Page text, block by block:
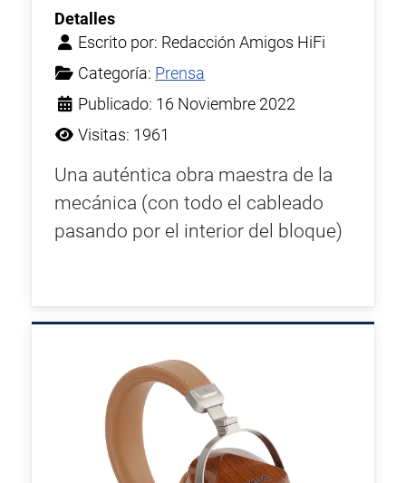
Detalles
Escrito por: Redacción Amigos HiFi
Categoría: Prensa
Publicado: 16 Noviembre 2022
Visitas: 1961
Una auténtica obra maestra de la
mecánica (con todo el cableado
pasando por el interior del bloque)